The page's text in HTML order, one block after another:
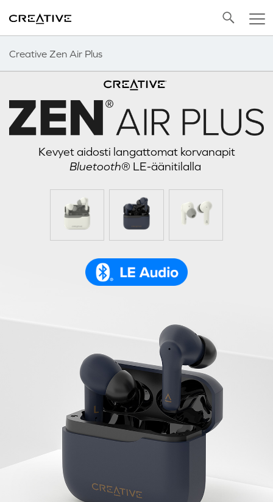
Creative Zen Air Plus
Back to Top
Kevyet aidosti langattomat korvanapit
Bluetooth® LE-äänitilalla